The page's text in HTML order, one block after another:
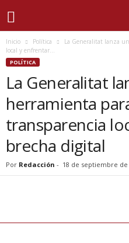
Inicio Política
La Generalitat lanza
local y enfrentar...
POLÍTICA
La Generalitat
herramienta
transparencia
brecha digital
Por Redacción - 18 de septiembre de